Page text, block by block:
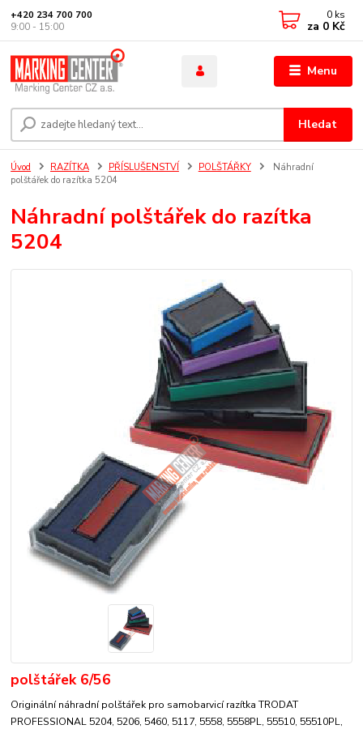
Menu
Hledat
+420 234 700 700
9:00 - 15:00
0 ks
za 0 Kč
Úvod RAZÍTKA PŘÍSLUŠENSTVÍ POLŠTÁŘKY
Náhradní
polštářek do razítka 5204
Náhradní polštářek do razítka
5204
polštářek 6/56
Originální náhradní polštářek pro samobarvicí razítka TRODAT
PROFESSIONAL 5204, 5206, 5460, 5117, 5558, 5558PL, 55510, 55510PL,